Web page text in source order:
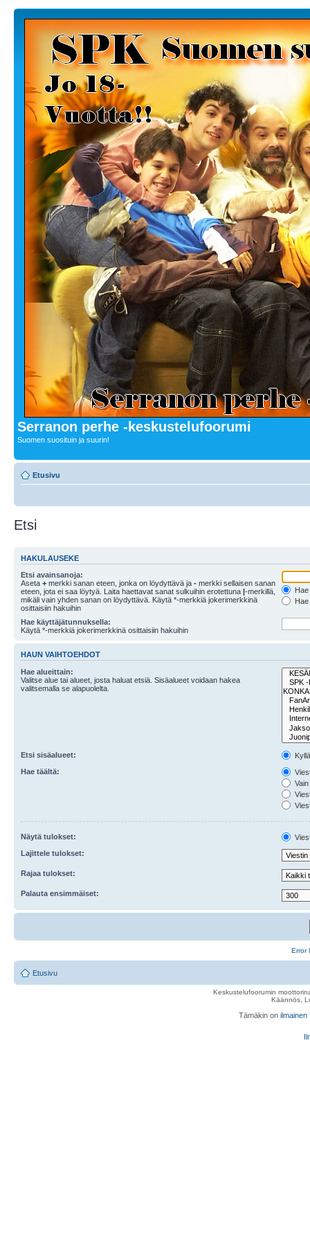
Serranon perhe -keskustelufoorumi
Suomen suosituin ja suurin!
Etusivu
Etsi
HAKULAUSEKE
Etsi avainsanoja:
Aseta + merkki sanan eteen, jonka on löydyttävä ja - merkki sellaisen sanan
eteen, jota ei saa löytyä. Laita haettavat sanat sulkuihin erotettuna |-merkillä,
mikäli vain yhden sanan on löydyttävä. Käytä *-merkkiä jokerimerkkinä
osittaisiin hakuihin
Hae käyttäjätunnuksella:
Käytä *-merkkiä jokerimerkkinä osittaisiin hakuihin
HAUN VAIHTOEHDOT
Hae alueittain:
Valitse alue tai alueet, josta haluat etsiä. Sisäalueet voidaan hakea
valitsemalla se alapuolelta.
Etsi sisäalueet:
Hae täältä:
Näytä tulokset:
Lajittele tulokset:
Rajaa tulokset:
Palauta ensimmäiset:
Error
Etusivu
Keskustelufoorumin
Käännös,
Tämäkin on ilmainen